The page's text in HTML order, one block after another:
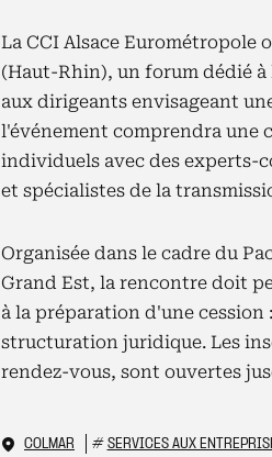
La CCI Alsace Eurométropole
(Haut-Rhin), un forum dédié
aux dirigeants envisageant
l'événement comprendra une
individuels avec des experts-
et spécialistes de la
Organisée dans le cadre du
Grand Est, la rencontre doit
à la préparation d'une
structuration juridique. Les
rendez-vous, sont ouvertes
COLMAR # SERVICES AUX